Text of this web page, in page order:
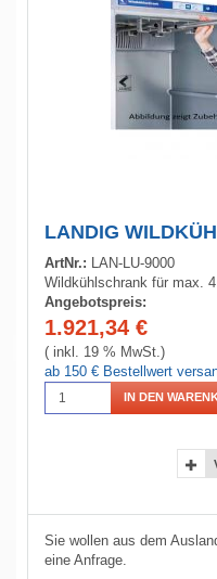
LANDIG
ArtNr.:
LAN-LU-9000
Wildkühlschrank für max.
Angebotspreis:
1.921,34 €
( inkl. 19 % MwSt.)
ab 150 € Bestellwert
IN DEN
Sie wollen aus dem
eine Anfrage.